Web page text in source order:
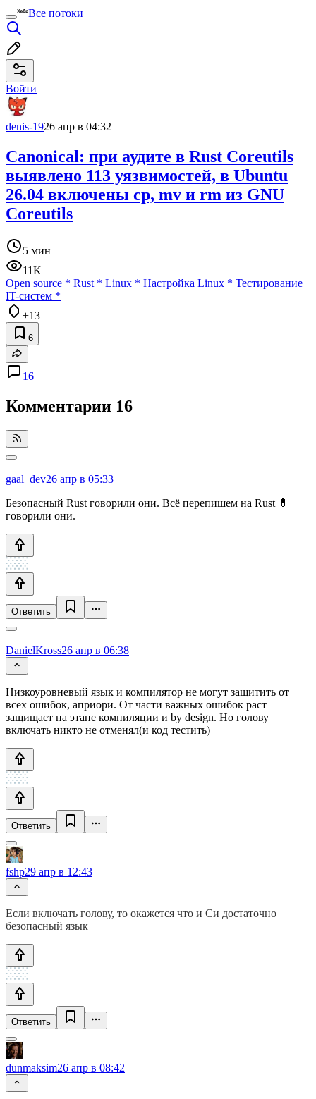
Все потоки
Войти
denis-1926 апр в 04:32
Canonical: при аудите в Rust Coreutils
выявлено 113 уязвимостей, в Ubuntu
26.04 включены cp, mv и rm из GNU
Coreutils
5 мин
11K
Open source * Rust * Linux * Настройка Linux * Тестирование
IT-систем *
+13
6
16
Комментарии 16
gaal_dev26 апр в 05:33
Безопасный Rust говорили они. Всё перепишем на Rust 💊
говорили они.
Ответить
DanielKross26 апр в 06:38
Низкоуровневый язык и компилятор не могут защитить от
всех ошибок, априори. От части важных ошибок раст
защищает на этапе компиляции и by design. Но голову
включать никто не отменял(и код тестить)
Ответить
fshp29 апр в 12:43
Если включать голову, то окажется что и Си достаточно
безопасный язык
Ответить
dunmaksim26 апр в 08:42